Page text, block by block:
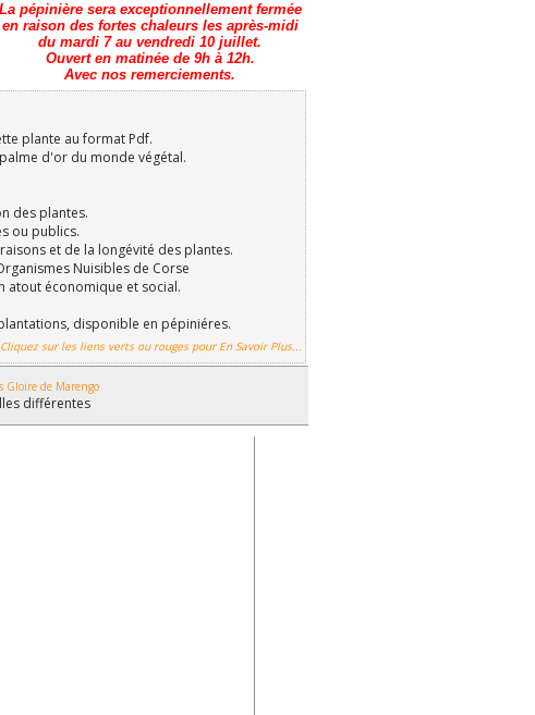
La pépinière sera exceptionnellement fermée
en raison des fortes chaleurs les après-midi
du mardi 7 au vendredi 10 juillet.
Ouvert en matinée de 9h à 12h.
Avec nos remerciements.
plante au format Pdf.
d'or du monde végétal.
des plantes.
ou publics.
et de la longévité des plantes.
Nuisibles de Corse
atout économique et social.
disponible en pépiniéres.
sur les liens verts ou rouges pour En Savoir Plus...
Gloire de Marengo
différentes